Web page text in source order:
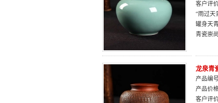
客户评
“雨过天
罐身天
青瓷崇
龙泉青
产品编
产品价
客户评